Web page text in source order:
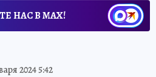
НАС В МАХ!
2024 5:42